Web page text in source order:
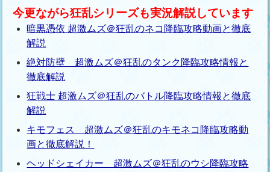
今更ながら狂乱シリーズも実況解説しています
暗黒憑依 超激ムズ＠狂乱のネコ降臨攻略動画と徹底
解説
絶対防壁 超激ムズ＠狂乱のタンク降臨攻略情報と
徹底解説
狂戦士 超激ムズ＠狂乱のバトル降臨攻略情報と徹底
解説
キモフェス 超激ムズ＠狂乱のキモネコ降臨攻略動
画と徹底解説！
ヘッドシェイカー 超激ムズ＠狂乱のウシ降臨攻略